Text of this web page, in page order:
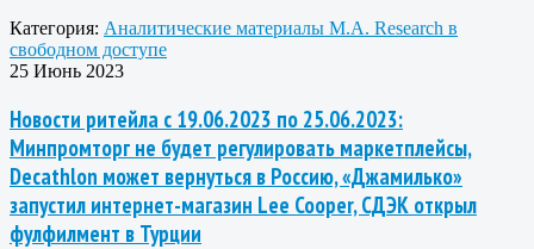
Категория: Аналитические материалы M.A. Research в
свободном доступе
25 Июнь 2023
Новости ритейла с 19.06.2023 по 25.06.2023:
Минпромторг не будет регулировать маркетплейсы,
Decathlon может вернуться в Россию, «Джамилько»
запустил интернет-магазин Lee Cooper, СДЭК открыл
фулфилмент в Турции